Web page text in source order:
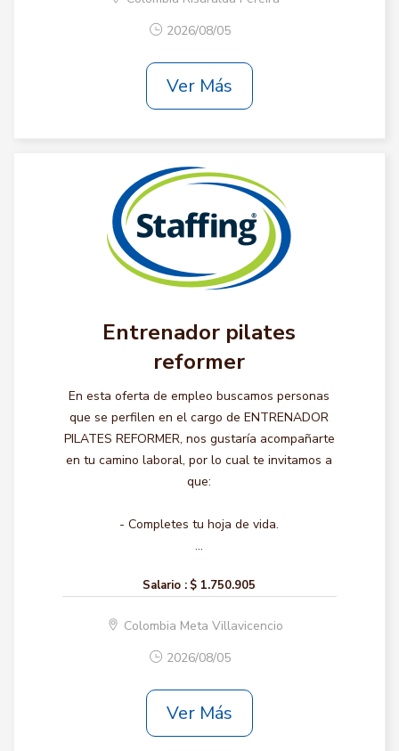
2026/08/05
Ver Más
Entrenador pilates
reformer
En esta oferta de empleo buscamos personas
que se perfilen en el cargo de ENTRENADOR
PILATES REFORMER, nos gustaría acompañarte
en tu camino laboral, por lo cual te invitamos a
que:
- Completes tu hoja de vida.
...
Salario : $ 1.750.905
Colombia Meta Villavicencio
2026/08/05
Ver Más